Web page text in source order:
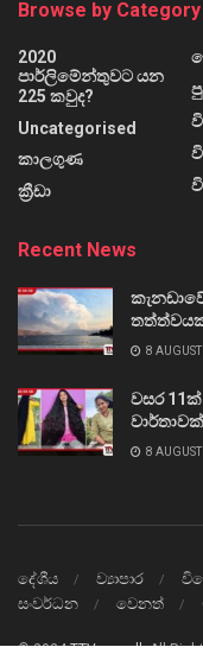
Browse by Category
2020
පාර්ලිමේන්තුවට යන
225 කවුද?
Uncategorised
කාලගුණ
ක්‍රීඩා
Recent News
8
වසර
8
දේශීය ව්‍යාපාර
සංවර්ධන
වෙනත්
© 2024TTVnews.lkAll